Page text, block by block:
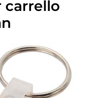
carrello